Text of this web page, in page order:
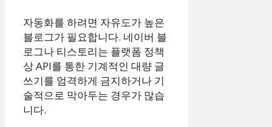
자동화를 하려면 자유도가 높은
블로그가 필요합니다. 네이버 블
로그나 티스토리는 플랫폼 정책
상 API를 통한 기계적인 대량 글
쓰기를 엄격하게 금지하거나 기
술적으로 막아두는 경우가 많습
니다.